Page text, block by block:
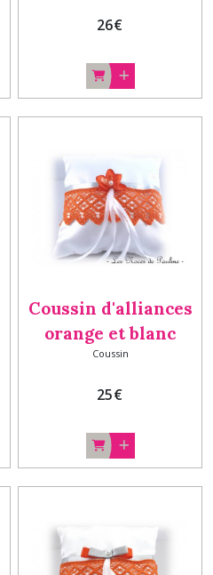
26€
Coussin d'alliances
orange et blanc
orchidée et dentelle
Coussin
25€